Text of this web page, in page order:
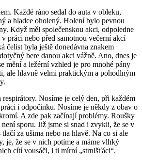
Každé ráno sedal do auta v obleku,
a hladce oholený. Holení bylo pevnou
Když měl společenskou akci, odpoledne
v práci nebo před samotnou večerní akcí
čelist byla ještě donedávna znakem
bere danou akci vážně. Ano, dnes je
mění a ležérní vzhled je pro mnohé pány
ale hlavně velmi praktickým a pohodlným
Nosíme je celý den, při každém
i odpočinku. Nosíme je někdy z obav o
A zde pak začínají problémy. Roušky
sporu. Již jsme si snad i zvykli, že se v
za ušima nebo na hlavě. Na co si ale
je, že se v nich potíme a máme vlhký
cítí vousáči, i ti mírní „strnišťáci“.